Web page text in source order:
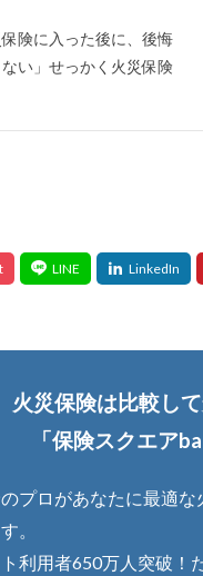
険に入った後に、後悔
い」せっかく火災保険
火災保険は比較し
「保険スクエア
プロがあなたに最適な
。
利用者650万人突破！